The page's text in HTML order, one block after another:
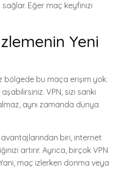
sağlar. Eğer maç keyfinizi
Yeni
bölgede bu maça erişim yok.
VPN, sizi sanki
aynı zamanda dünya
biri, internet
artırır. Ayrıca, birçok VPN
maç izlerken donma veya